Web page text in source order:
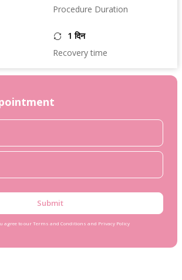
Procedure Duration
1 दिन
Recovery time
Submit
agree to our Terms and Conditions and Privacy Policy